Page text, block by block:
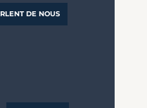
DE NOUS